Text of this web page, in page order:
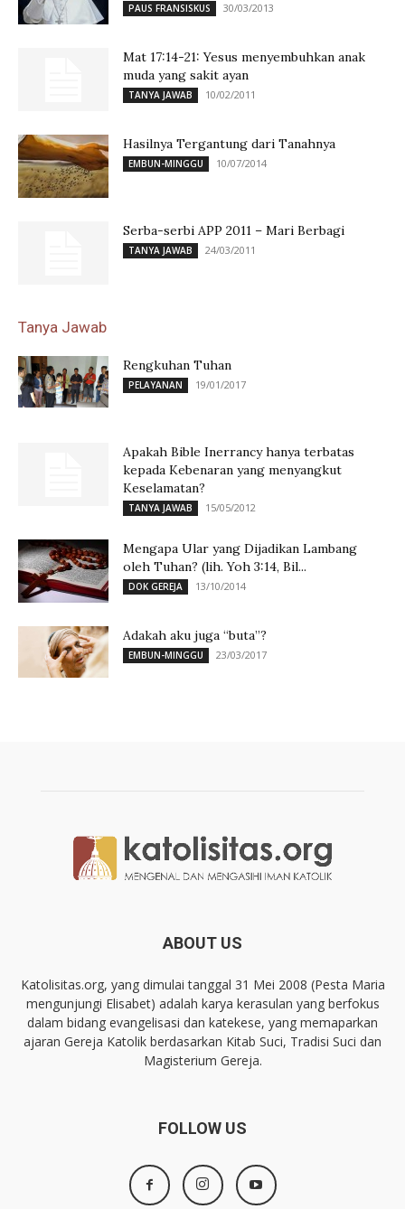
PAUS FRANSISKUS 30/03/2013
Mat 17:14-21: Yesus menyembuhkan anak
muda yang sakit ayan
TANYA JAWAB 10/02/2011
Hasilnya Tergantung dari Tanahnya
EMBUN-MINGGU 10/07/2014
Serba-serbi APP 2011 – Mari Berbagi
TANYA JAWAB 24/03/2011
Tanya Jawab
Rengkuhan Tuhan
PELAYANAN 19/01/2017
Apakah Bible Inerrancy hanya terbatas
kepada Kebenaran yang menyangkut
Keselamatan?
TANYA JAWAB 15/05/2012
Mengapa Ular yang Dijadikan Lambang
oleh Tuhan? (lih. Yoh 3:14, Bil...
DOK GEREJA 13/10/2014
Adakah aku juga “buta”?
EMBUN-MINGGU 23/03/2017
ABOUT US
Katolisitas.org, yang dimulai tanggal 31 Mei 2008 (Pesta Maria
mengunjungi Elisabet) adalah karya kerasulan yang berfokus
dalam bidang evangelisasi dan katekese, yang memaparkan
ajaran Gereja Katolik berdasarkan Kitab Suci, Tradisi Suci dan
Magisterium Gereja.
FOLLOW US